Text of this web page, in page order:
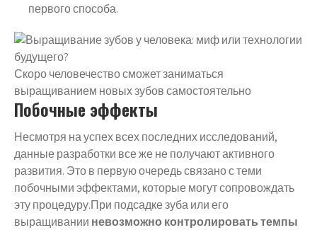
первого способа.
Скоро человечество сможет заниматься
выращиванием новых зубов самостоятельно
Побочные эффекты
Несмотря на успех всех последних исследований,
данные разработки все же не получают активного
развития. Это в первую очередь связано с теми
побочными эффектами, которые могут сопровождать
эту процедуру.При подсадке зуба или его
выращивании невозможно контролировать темпы